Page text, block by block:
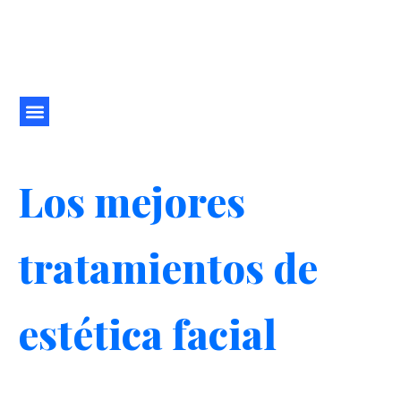
Los mejores
tratamientos de
estética facial